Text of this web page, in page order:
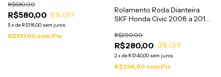
R$580,00
R$630,00
8% OFF
5x de R$116,00 sem juros
R$551,00 com Pix
Rolamento Roda Dianteira
SKF Honda Civic 2008 a 2014
R$280,00
R$290,00
3% OFF
2x de R$140,00 sem juros
R$266,00 com Pix